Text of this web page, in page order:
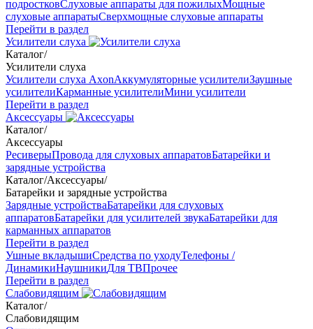
подростковСлуховые аппараты для пожилыхМощные
слуховые аппаратыСверхмощные слуховые аппараты
Перейти в раздел
Усилители слуха
Каталог/
Усилители слуха
Усилители слуха AxonАккумуляторные усилителиЗаушные
усилителиКарманные усилителиМини усилители
Перейти в раздел
Аксессуары
Каталог/
Аксессуары
РесиверыПровода для слуховых аппаратовБатарейки и
зарядные устройства
Каталог/Аксессуары/
Батарейки и зарядные устройства
Зарядные устройстваБатарейки для слуховых
аппаратовБатарейки для усилителей звукаБатарейки для
карманных аппаратов
Перейти в раздел
Ушные вкладышиСредства по уходуТелефоны /
ДинамикиНаушникиДля ТВПрочее
Перейти в раздел
Слабовидящим
Каталог/
Слабовидящим